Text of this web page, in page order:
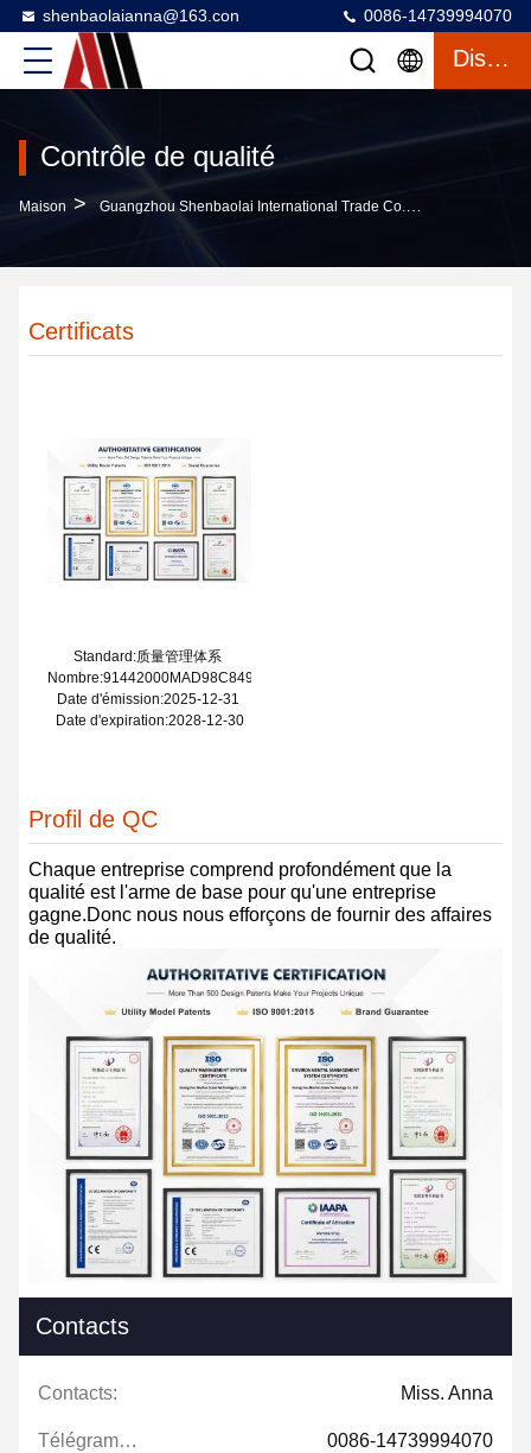
shenbaolaianna@163.con 0086-14739994070
Discuter
Contrôle de qualité
Maison > Guangzhou Shenbaolai International Trade Co., Ltd. Contrôle De Qualité
Certificats
Standard:质量管理体系
Nombre:91442000MAD98C849L
Date d'émission:2025-12-31
Date d'expiration:2028-12-30
Profil de QC
Chaque entreprise comprend profondément que la
qualité est l'arme de base pour qu'une entreprise
gagne.Donc nous nous efforçons de fournir des affaires
de qualité.
Contacts
Contacts: Miss. Anna
Télégramme: 0086-14739994070